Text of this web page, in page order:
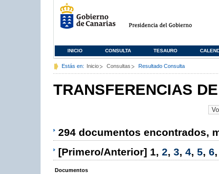
INICIO CONSULTA TESAURO
Estás en: Inicio Consultas Resultado Consulta
TRANSFERENCIAS
294 documentos encontrados,
[Primero/Anterior] 1, 2, 3, 4, 5, 6
Documentos